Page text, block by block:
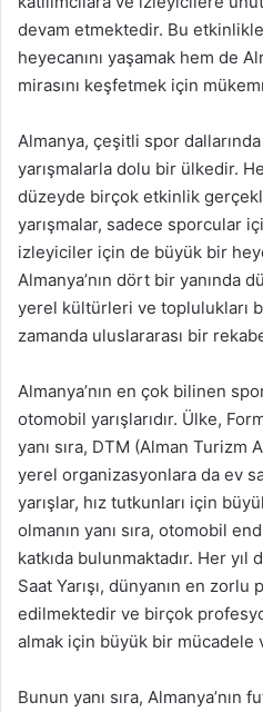
devam etmektedir. Bu
heyecanını yaşamak hem de
mirasını keşfetmek için
Almanya, çeşitli spor
yarışmalarla dolu bir ülkedir.
düzeyde birçok etkinlik
yarışmalar, sadece sporcular
izleyiciler için de büyük bir
Almanya’nın dört bir yanında
yerel kültürleri ve toplulukları
zamanda uluslararası bir
Almanya’nın en çok bilinen
otomobil yarışlarıdır. Ülke,
yanı sıra, DTM (Alman Turizm
yerel organizasyonlara da ev
yarışlar, hız tutkunları için
olmanın yanı sıra, otomobil
katkıda bulunmaktadır. Her
Saat Yarışı, dünyanın en
edilmektedir ve birçok
almak için büyük bir mücadele
Bunun yanı sıra,